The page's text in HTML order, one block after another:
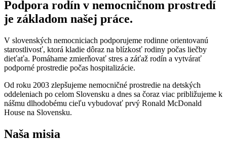
Podpora rodín v nemocničnom prostredí
je základom našej práce.
V slovenských nemocniciach podporujeme rodinne orientovanú
starostlivosť, ktorá kladie dôraz na blízkosť rodiny počas liečby
dieťaťa. Pomáhame zmierňovať stres a záťaž rodín a vytvárať
podporné prostredie počas hospitalizácie.
Od roku 2003 zlepšujeme nemocničné prostredie na detských
oddeleniach po celom Slovensku a dnes sa čoraz viac približujeme k
nášmu dlhodobému cieľu vybudovať prvý Ronald McDonald
House na Slovensku.
Naša misia